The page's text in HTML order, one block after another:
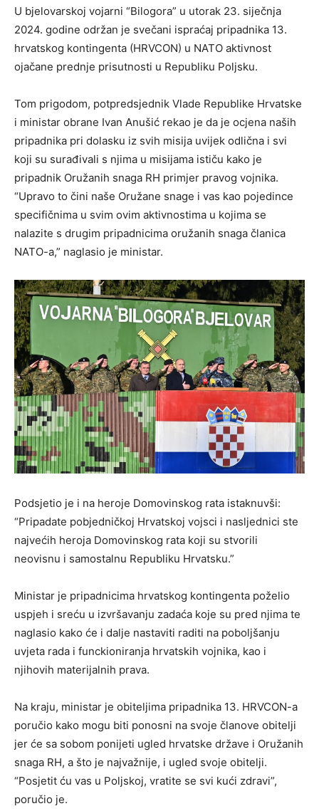
U bjelovarskoj vojarni “Bilogora” u utorak 23. siječnja
2024. godine održan je svečani ispraćaj pripadnika 13.
hrvatskog kontingenta (HRVCON) u NATO aktivnost
ojačane prednje prisutnosti u Republiku Poljsku.
Tom prigodom, potpredsjednik Vlade Republike Hrvatske
i ministar obrane Ivan Anušić rekao je da je ocjena naših
pripadnika pri dolasku iz svih misija uvijek odlična i svi
koji su surađivali s njima u misijama ističu kako je
pripadnik Oružanih snaga RH primjer pravog vojnika.
“Upravo to čini naše Oružane snage i vas kao pojedince
specifičnima u svim ovim aktivnostima u kojima se
nalazite s drugim pripadnicima oružanih snaga članica
NATO-a,” naglasio je ministar.
Podsjetio je i na heroje Domovinskog rata istaknuvši:
“Pripadate pobjedničkoj Hrvatskoj vojsci i nasljednici ste
najvećih heroja Domovinskog rata koji su stvorili
neovisnu i samostalnu Republiku Hrvatsku.”
Ministar je pripadnicima hrvatskog kontingenta poželio
uspjeh i sreću u izvršavanju zadaća koje su pred njima te
naglasio kako će i dalje nastaviti raditi na poboljšanju
uvjeta rada i funckioniranja hrvatskih vojnika, kao i
njihovih materijalnih prava.
Na kraju, ministar je obiteljima pripadnika 13. HRVCON-a
poručio kako mogu biti ponosni na svoje članove obitelji
jer će sa sobom ponijeti ugled hrvatske države i Oružanih
snaga RH, a što je najvažnije, i ugled svoje obitelji.
“Posjetit ću vas u Poljskoj, vratite se svi kući zdravi”,
poručio je.